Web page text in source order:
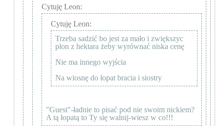
Cytuję Leon:
Cytuję Leon:
Trzeba sadzić bo jest za mało i zwiększyc
plon z hektara żeby wyrównać niska cenę
Nie ma innego wyjścia
Na wiosnę do łopat bracia i siostry
"Guest"-ładnie to pisać pod nie swoim nickiem?
A tą łopatą to Ty się walnij-wiesz w co!!!